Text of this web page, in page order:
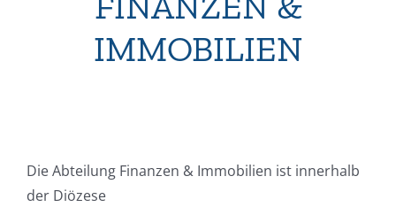
IMMOBILIEN
Die Abteilung Finanzen & Immobilien ist innerhalb
der Diözese